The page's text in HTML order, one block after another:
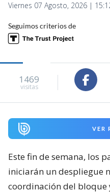
Viernes 07 Agosto, 2026 |
Seguimos criterios de
1469
visitas
VER
Este fin de semana, los
iniciarán un despliegue
coordinación del bloque